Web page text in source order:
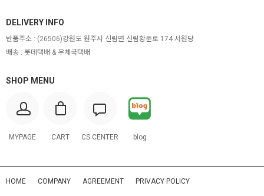
SHOP MENU
MYPAGE CART CS CENTER blog
DELIVERY INFO
반품주소 : (26506)강원도 원주시 신림면 신림황둔로 174 서원당
배송 : 롯데택배 & 우체국택배
HOME COMPANY AGREEMENT PRIVACY POLICY